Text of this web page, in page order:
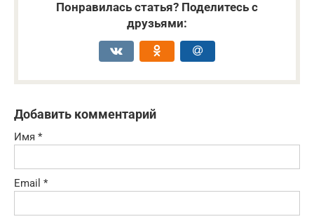
Понравилась статья? Поделитесь с
друзьями:
Добавить комментарий
Имя *
Email *